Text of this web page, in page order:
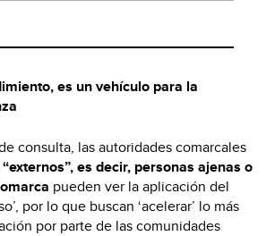
es un vehículo para la
consulta, las autoridades comarcales
es decir, personas ajenas o
pueden ver la aplicación del
por lo que buscan ‘acelerar’ lo más
por parte de las comunidades